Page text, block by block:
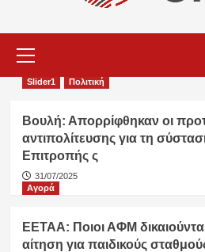
Menu
Slider1 Πολιτική
Βουλή: Απορρίφθηκαν οι
αντιπολίτευσης για τη
Επιτροπής ς
31/07/2025
Αγορά
ΕΕΤΑΑ: Ποιοι ΑΦΜ
αίτηση για παιδικούς